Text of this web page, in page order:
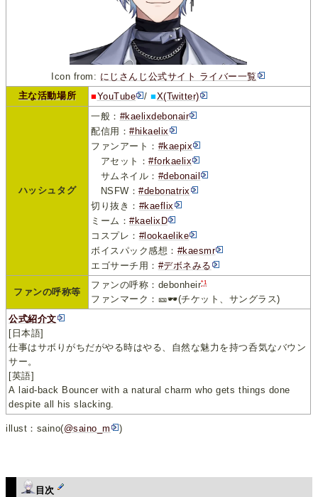
Icon from: にじさんじ公式サイト ライバー一覧
主な活動場所
■YouTube /■X(Twitter)
ハッシュタグ
一般： #kaelixdebonair
配信用：#hikaelix
ファンアート： #kaepix
アセット：#forkaelix
サムネイル： #debonail
NSFW：#debonatrix
切り抜き： #kaeflix
ミーム：#kaelixD
コスプレ： #lookaelike
ボイスパック感想： #kaesmr
エゴサーチ用： #デボネみる
ファンの呼称等
ファンの呼称：debonheir*1
ファンマーク：🎫🕶️(チケット、サングラス)
公式紹介文
[日本語]
仕事はサボりがちだがやる時はやる、自然な魅力を持つ呑気なバウン
サー。
[英語]
A laid-back Bouncer with a natural charm who gets things done
despite all his slacking.
illust：saino(@saino_m )
目次